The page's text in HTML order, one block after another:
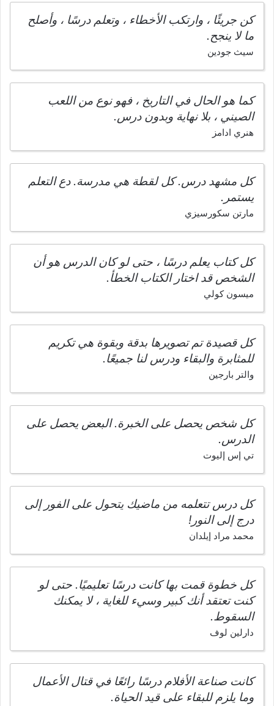
كن جريئًا ، وارتكب الأخطاء ، وتعلم درسًا ، وأصلح
ما لا ينجح.
سيث جودين
كما هو الحال في التاريخ ، فهو نوع من اللعب
الصيني ، بلا نهاية وبدون درس.
هنري ادامز
كل مشهد درس. كل لقطة هي مدرسة. دع التعلم
يستمر.
مارتن سكورسيزي
كل كتاب يعلم درسًا ، حتى لو كان الدرس هو أن
الشخص قد اختار الكتاب الخطأ.
ميسون كولي
كل قصيدة تم تصويرها بدقة وبقوة هي تكريم
للمثابرة والبقاء ودرس لنا جميعًا.
والتر بارجين
كل شخص يحصل على الخبرة. البعض يحصل على
الدرس.
تي إس إليوت
كل درس تتعلمه من ماضيك يتحول على الفور إلى
درج إلى النور!
محمد مراد إيلدان
كل خطوة قمت بها كانت درسًا تعليميًا. حتى لو
كنت تعتقد أنك كبير وسيء للغاية ، لا يمكنك
السقوط.
دارلين لوف
كانت صناعة الأفلام درسًا رائعًا في قتال الأعمال
وما يلزم للبقاء على قيد الحياة.